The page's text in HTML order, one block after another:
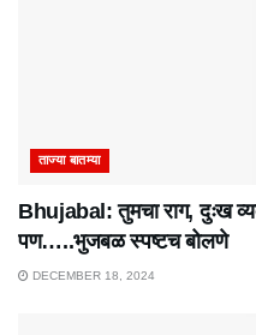
ताज्या बातम्या
Bhujabal: तुमचा राग, दुःख
पण…..भुजबळ स्पष्टच बोलणे
DECEMBER 18, 2024